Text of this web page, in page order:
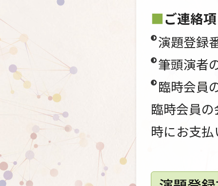
ご連絡
演題登録
筆頭演者
臨時会員
臨時会員
時にお支